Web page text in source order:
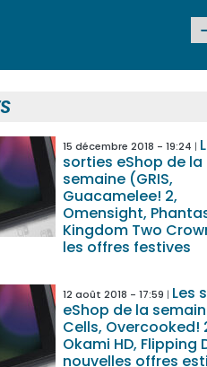
15 décembre 2018 - 19:24
sorties eShop de la
semaine (GRIS,
Guacamelee! 2,
Omensight,
Kingdom Two
les offres festives
12 août 2018 - 17:59
Les
eShop de la
Cells, Overcooked!
Okami HD, Flipping
nouvelles offres